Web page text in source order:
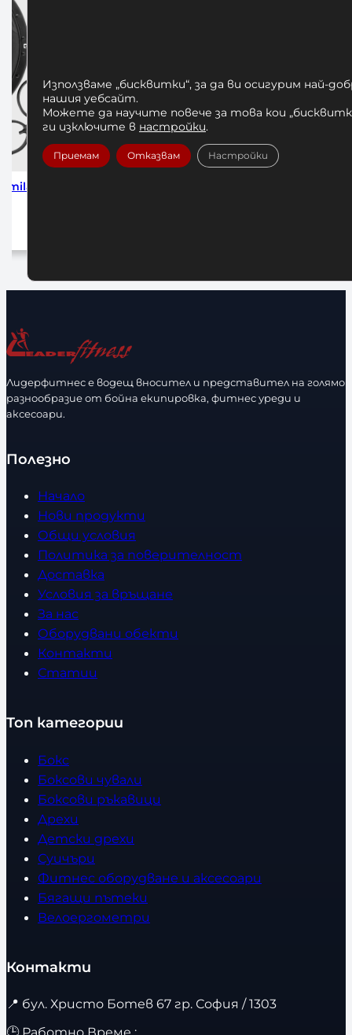
Лидерфитнес е водещ вносител и представител на голямо
разнообразие от бойна екипировка, фитнес уреди и
аксесоари.
Полезно
Начало
Нови продукти
Общи условия
Политика за поверителност
Доставка
Условия за връщане
За нас
Оборудвани обекти
Контакти
Статии
Топ категории
Бокс
Боксови чували
Боксови ръкавици
Дрехи
Детски дрехи
Суичъри
Фитнес оборудване и аксесоари
Бягащи пътеки
Велоергометри
Контакти
📍 бул. Христо Ботев 67 гр. София / 1303
Използваме „бисквитки“, за да ви осигурим най-
нашия уебсайт.
Можете да научите повече за това кои
ги изключите в настройки.
Приемам Отказвам Настройки